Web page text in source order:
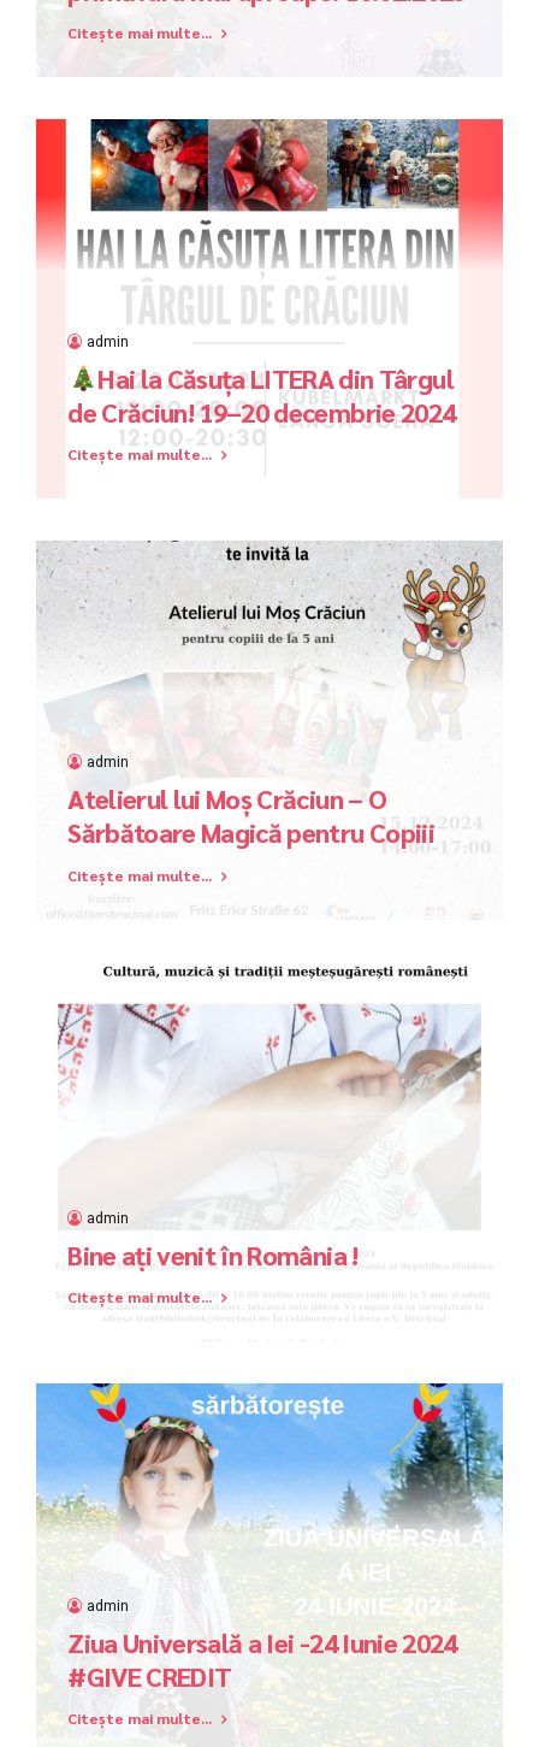
Citește mai multe...
admin
Hai la Căsuța LITERA din Târgul
de Crăciun! 19–20 decembrie 2024
Citește mai multe...
admin
Atelierul lui Moș Crăciun – O
Sărbătoare Magică pentru Copiii
din Diaspora!
Citește mai multe...
admin
Bine ați venit în România !
Citește mai multe...
admin
Ziua Universală a Iei -24 Iunie 2024
#GIVE CREDIT
Citește mai multe...